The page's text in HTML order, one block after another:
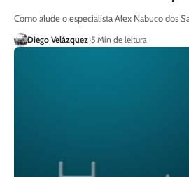
Como alude o especialista Alex Nabuco dos
Diego Velázquez 5 Min de leitura